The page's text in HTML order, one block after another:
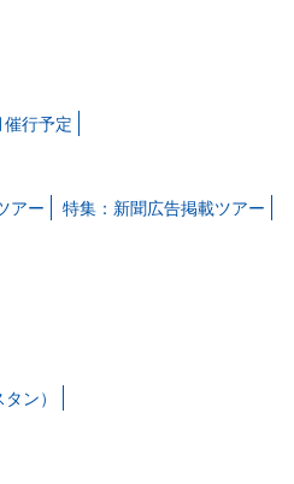
行予定
アー 特集：新聞広告掲載ツアー
ン）